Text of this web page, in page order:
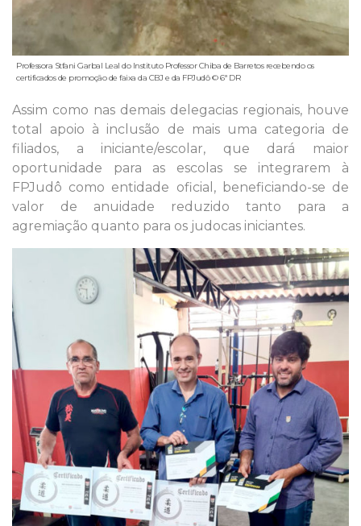
Professora Stfani Garbal Leal do Instituto Professor Chiba de Barretos recebendo os
certificados de promoção de faixa da CBJ e da FPJudô © 6ª DR
Assim como nas demais delegacias regionais, houve
total apoio à inclusão de mais uma categoria de
filiados, a iniciante/escolar, que dará maior
oportunidade para as escolas se integrarem à
FPJudô como entidade oficial, beneficiando-se de
valor de anuidade reduzido tanto para a
agremiação quanto para os judocas iniciantes.